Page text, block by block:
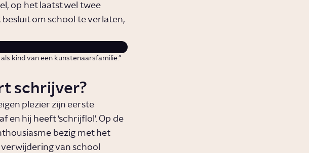
op het laatst wel twee
om school te verlaten,
kind van een kunstenaarsfamilie."
schrijver?
plezier zijn eerste
hij heeft ‘schrijflol’. Op de
bezig met het
van school